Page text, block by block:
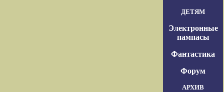
ДЕТЯМ
Электронные
пампасы
Фантастика
Форум
АРХИВ